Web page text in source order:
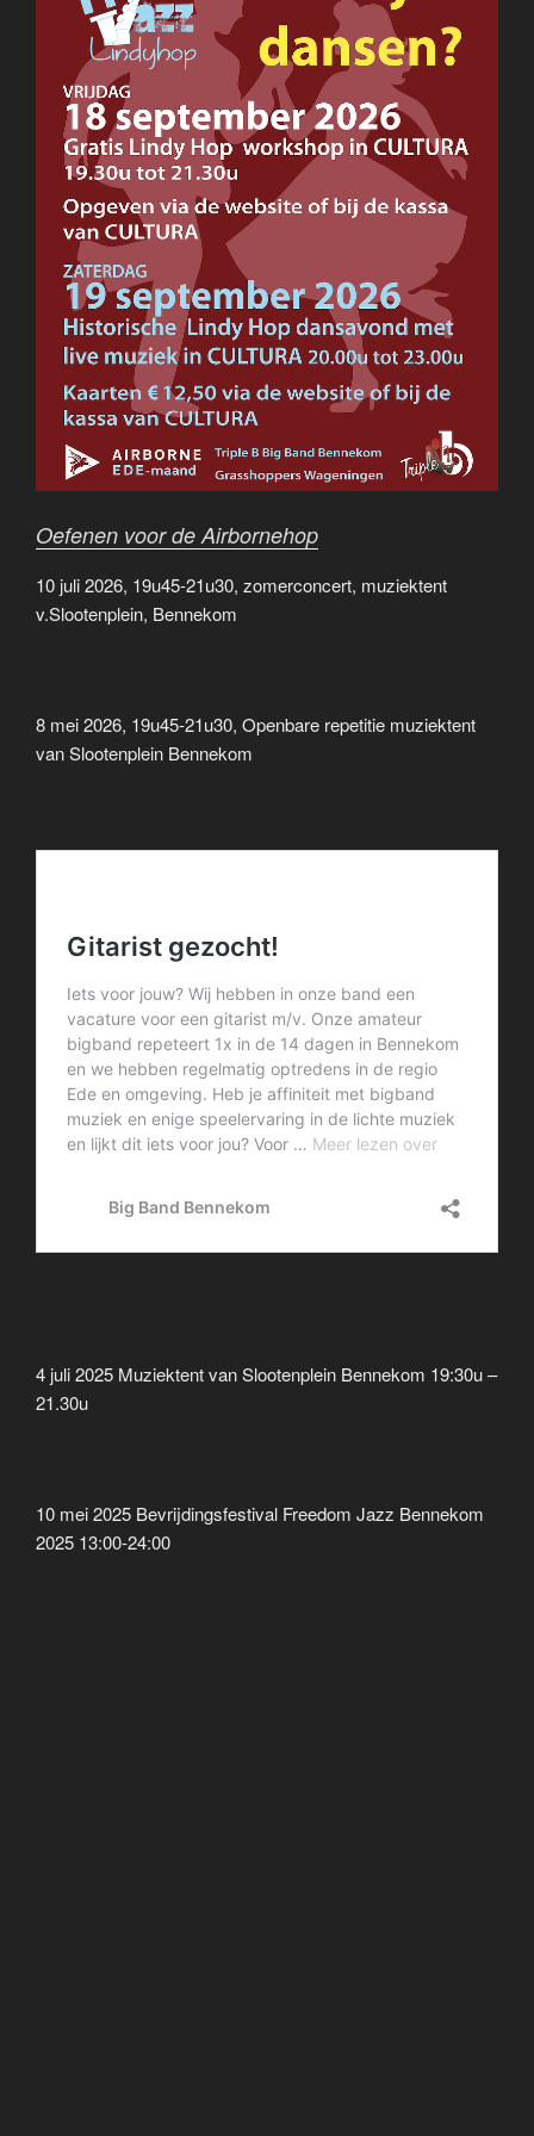
Oefenen voor de Airbornehop
10 juli 2026, 19u45-21u30, zomerconcert, muziektent
v.Slootenplein, Bennekom
8 mei 2026, 19u45-21u30, Openbare repetitie muziektent
van Slootenplein Bennekom
4 juli 2025 Muziektent van Slootenplein Bennekom 19:30u –
21.30u
10 mei 2025 Bevrijdingsfestival Freedom Jazz Bennekom
2025 13:00-24:00